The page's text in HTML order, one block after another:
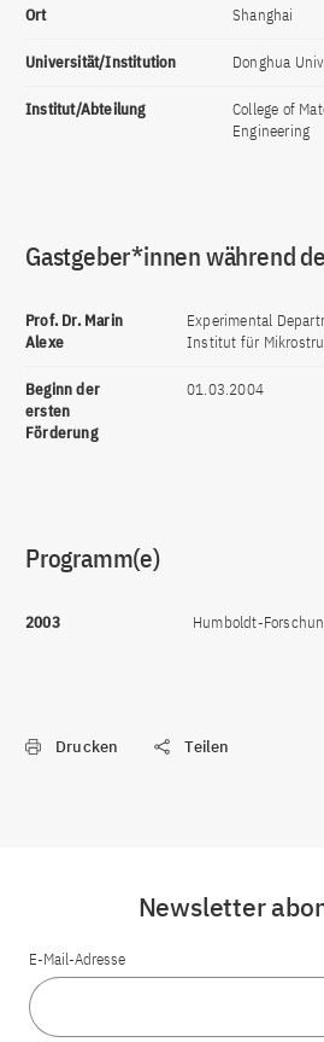
Ort Shanghai
Universität/Institution Donghua
Institut/Abteilung
College of
Engineering
Gastgeber*innen während
Prof. Dr. Marin
Alexe
Experimental
Institut für
Beginn der
ersten
Förderung
01.03.2004
Programm(e)
2003 Humboldt-
Drucken Teilen
Newsletter
E-Mail-Adresse